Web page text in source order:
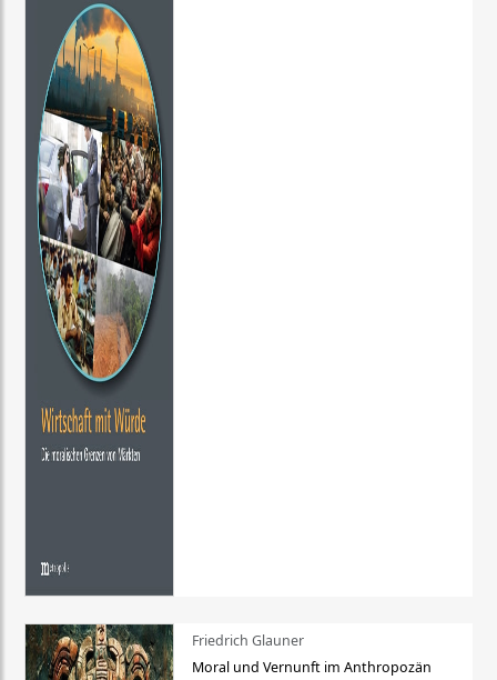
Friedrich Glauner
Moral und Vernunft im Anthropozän